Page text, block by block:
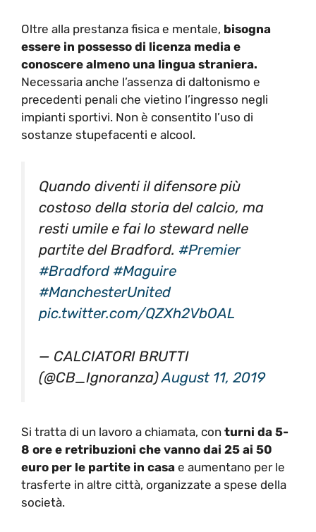
Oltre alla prestanza fisica e mentale, bisogna
essere in possesso di licenza media e
conoscere almeno una lingua straniera.
Necessaria anche l’assenza di daltonismo e
precedenti penali che vietino l’ingresso negli
impianti sportivi. Non è consentito l’uso di
sostanze stupefacenti e alcool.
Quando diventi il difensore più
costoso della storia del calcio, ma
resti umile e fai lo steward nelle
partite del Bradford. #Premier
#Bradford #Maguire
#ManchesterUnited
pic.twitter.com/QZXh2VbOAL
— CALCIATORI BRUTTI
(@CB_Ignoranza)August 11, 2019
Si tratta di un lavoro a chiamata, con turni da 5-
8 ore e retribuzioni che vanno dai 25 ai 50
euro per le partite in casa e aumentano per le
trasferte in altre città, organizzate a spese della
società.